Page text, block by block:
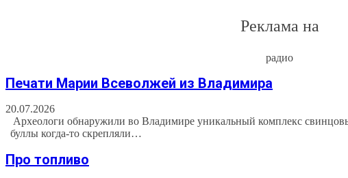
Реклама на
радио
Печати Марии Всеволжей из Владимира
20.07.2026
Археологи обнаружили во Владимире уникальный комплекс
буллы когда-то скрепляли…
Про топливо